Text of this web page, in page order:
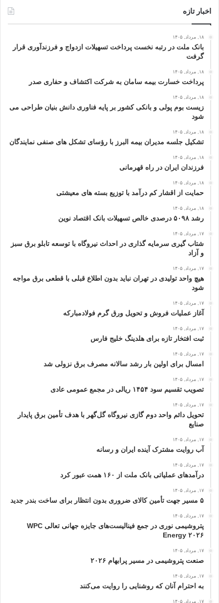
اخبار تازه
۱۸, مرداد, ۱۴۰۵
بانک ملت در رتبه نخست پرداخت تسهیلات ازدواج و فرزندآوری قرار
گرفت
۱۸, مرداد, ۱۴۰۵
پرداخت خسارت بیمه سامان به شرکت اکتشاف و حفاری صدر
۱۸, مرداد, ۱۴۰۵
زیست بوم پولی و بانکی کشور بر پایه فناوری دانش بنیان طراحی می
شود
۱۸, مرداد, ۱۴۰۵
تشکیل جلسه مدیران بیمه البرز با رؤسای تشکل های صنفی نمایندگان
۱۸, مرداد, ۱۴۰۵
فرزندان ایران در راه قهرمانی
۱۸, مرداد, ۱۴۰۵
حمایت از اقشار کم‌ درآمد با توزیع بسته‌ های معیشتی
۱۸, مرداد, ۱۴۰۵
رشد ۵۰۹۸ درصدی خالص تسهیلات بانک اقتصاد نوین
۱۷, مرداد, ۱۴۰۵
شتاب گیری سرمایه گذاری در احداث نیروگاه با توسعه تابلو برق سبز
و آزاد
۱۷, مرداد, ۱۴۰۵
هیچ واحد تولیدی در تهران نباید بدون اطلاع قبلی با قطعی برق مواجه
شود
۱۷, مرداد, ۱۴۰۵
آغاز عملیات فروش و تحویل ورق گرم فولادمبارکه
۱۷, مرداد, ۱۴۰۵
ثبت افتخار تازه برای هلدینگ خلیج‌ فارس
۱۷, مرداد, ۱۴۰۵
امسال برای اولین بار رشد سالانه مصرف برق نزولی شد
۱۷, مرداد, ۱۴۰۵
تصویب تقسیم سود ۱۴۵۴ ریالی در مجمع عمومی عادی
۱۷, مرداد, ۱۴۰۵
تحویل دائم واحد دوم گازی نیروگاه گل‌گهر با هدف تأمین برق پایدار
صنایع
۱۷, مرداد, ۱۴۰۵
آب روایت مشترک آینده ایران و رسانه
۱۷, مرداد, ۱۴۰۵
درآمدهای عملیاتی بانک ملت از ۱۶۰ همت عبور كرد
۱۷, مرداد, ۱۴۰۵
۵ مسیر جهت تأمین کالای ضروری بدون انتظار برای ساخت بندر جدید
۱۷, مرداد, ۱۴۰۵
پتروشیمی نوری در جمع فینالیست‌های جایزه جهانی تعالی WPC
Energy ۲۰۲۶
۱۷, مرداد, ۱۴۰۵
صنعت پتروشیمی در مسیر پرابهام ۲۰۲۶
۱۷, مرداد, ۱۴۰۵
به احترام آنان که روشنایی را روایت می‌کنند
۱۷, مرداد, ۱۴۰۵